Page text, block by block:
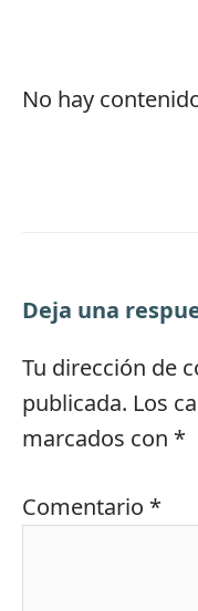
No hay
Deja una
Tu dirección de
publicada. Los
marcados con *
Comentario *